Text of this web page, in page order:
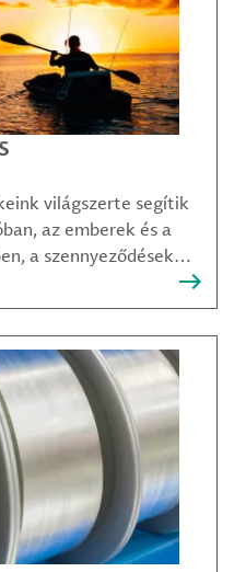
világszerte segítik
az emberek és a
a szennyeződések
fenntarthatóbb